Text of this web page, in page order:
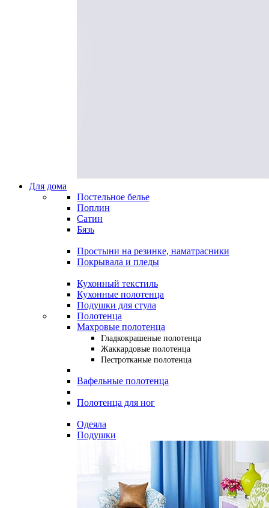
Для дома
Постельное белье
Поплин
Сатин
Бязь
Простыни на резинке, наматрасники
Покрывала и пледы
Кухонный текстиль
Кухонные полотенца
Подушки для стула
Полотенца
Махровые полотенца
Гладкокрашеные полотенца
Жаккардовые полотенца
Пестротканые полотенца
Вафельные полотенца
Полотенца для ног
Одеяла
Подушки